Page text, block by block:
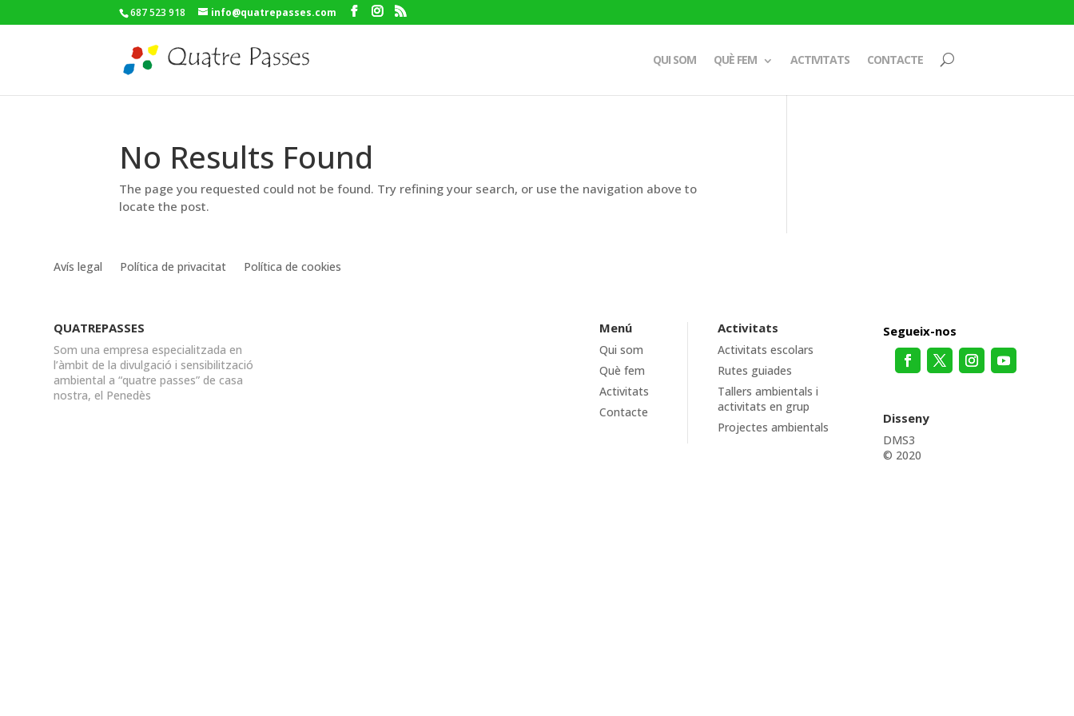
687 523 918 info@quatrepasses.com
QUI SOM QUÈ FEM ACTIVITATS CONTACTE
No Results Found
The page you requested could not be found. Try refining your search, or use the navigation above to
locate the post.
Avís legal Política de privacitat Política de cookies
QUATREPASSES
Som una empresa especialitzada en
l’àmbit de la divulgació i sensibilització
ambiental a “quatre passes” de casa
nostra, el Penedès
Menú
Qui som
Què fem
Activitats
Contacte
Activitats
Activitats escolars
Rutes guiades
Tallers ambientals i
activitats en grup
Projectes ambientals
Segueix-nos
Disseny
DMS3
© 2020